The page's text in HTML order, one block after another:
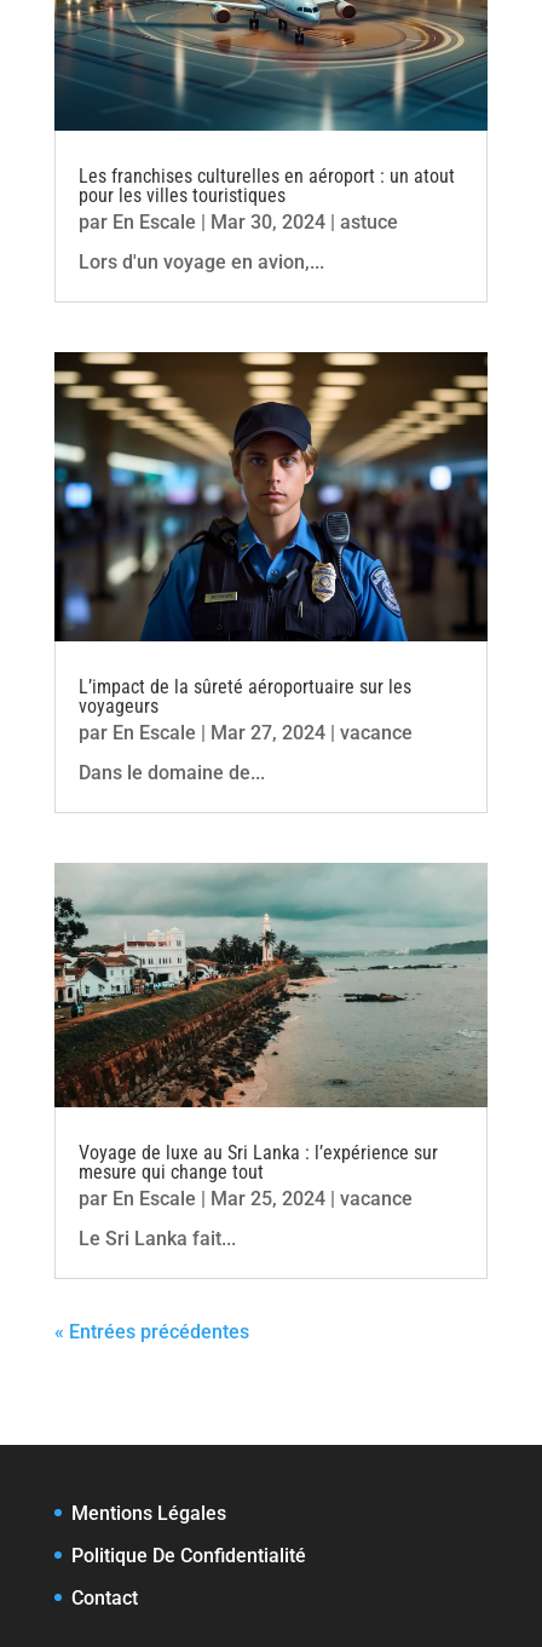
Les franchises culturelles en aéroport : un atout
pour les villes touristiques
par En Escale | Mar 30, 2024| astuce
Lors d'un voyage en avion,...
L’impact de la sûreté aéroportuaire sur les
voyageurs
par En Escale | Mar 27, 2024| vacance
Dans le domaine de...
Voyage de luxe au Sri Lanka : l’expérience sur
mesure qui change tout
par En Escale | Mar 25, 2024| vacance
Le Sri Lanka fait...
« Entrées précédentes
Mentions Légales
Politique De Confidentialité
Contact